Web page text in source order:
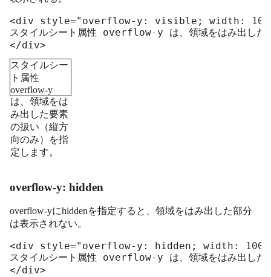
<div style="overflow-y: visible; width:
スタイルシート属性 overflow-y は、領域をはみ出した
</div>
スタイルシー
ト属性
overflow-y
は、領域をは
み出した要素
の扱い（縦方
向のみ）を指
定します。
overflow-y: hidden
overflow-yにhiddenを指定すると、領域をはみ出した部分
は表示されない。
<div style="overflow-y: hidden; width:
スタイルシート属性 overflow-y は、領域をはみ出した
</div>